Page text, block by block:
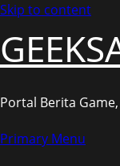
Skip to content
Portal Berita
Primary Menu